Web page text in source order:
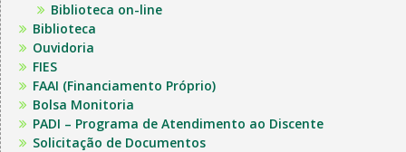
Biblioteca on-line
Biblioteca
Ouvidoria
FIES
FAAI (Financiamento Próprio)
Bolsa Monitoria
PADI – Programa de Atendimento ao Discente
Solicitação de Documentos